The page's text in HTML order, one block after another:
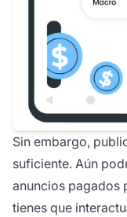
Sin embargo,
suficiente. Aún
anuncios pagados
tienes que